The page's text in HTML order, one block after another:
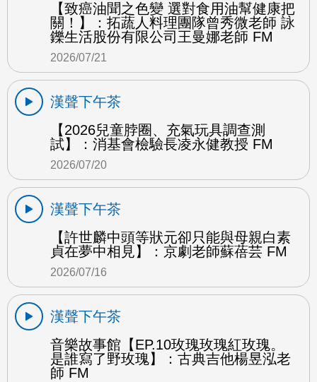
【致癌油聞之色變 選對食用油幫健康把
關！】：拓蔬人料理團隊曾秀微老師 詠
鑠生活股份有限公司王曼娜老師 FM
2026/07/21
漢聲下午茶
【2026兒童脖圈、充氣玩具調查測
試】：消基會檢驗長凌永健教授 FM
2026/07/20
漢聲下午茶
【許世麟中頭等狀元卻只能與母親白素
貞在夢中相見】：京劇老師蘇蓓芸 FM
2026/07/16
漢聲下午茶
音樂故事館【EP.10玫瑰玫瑰紅玫瑰。
是誰寫了野玫瑰】：古典吉他楊昱泓老
師 FM